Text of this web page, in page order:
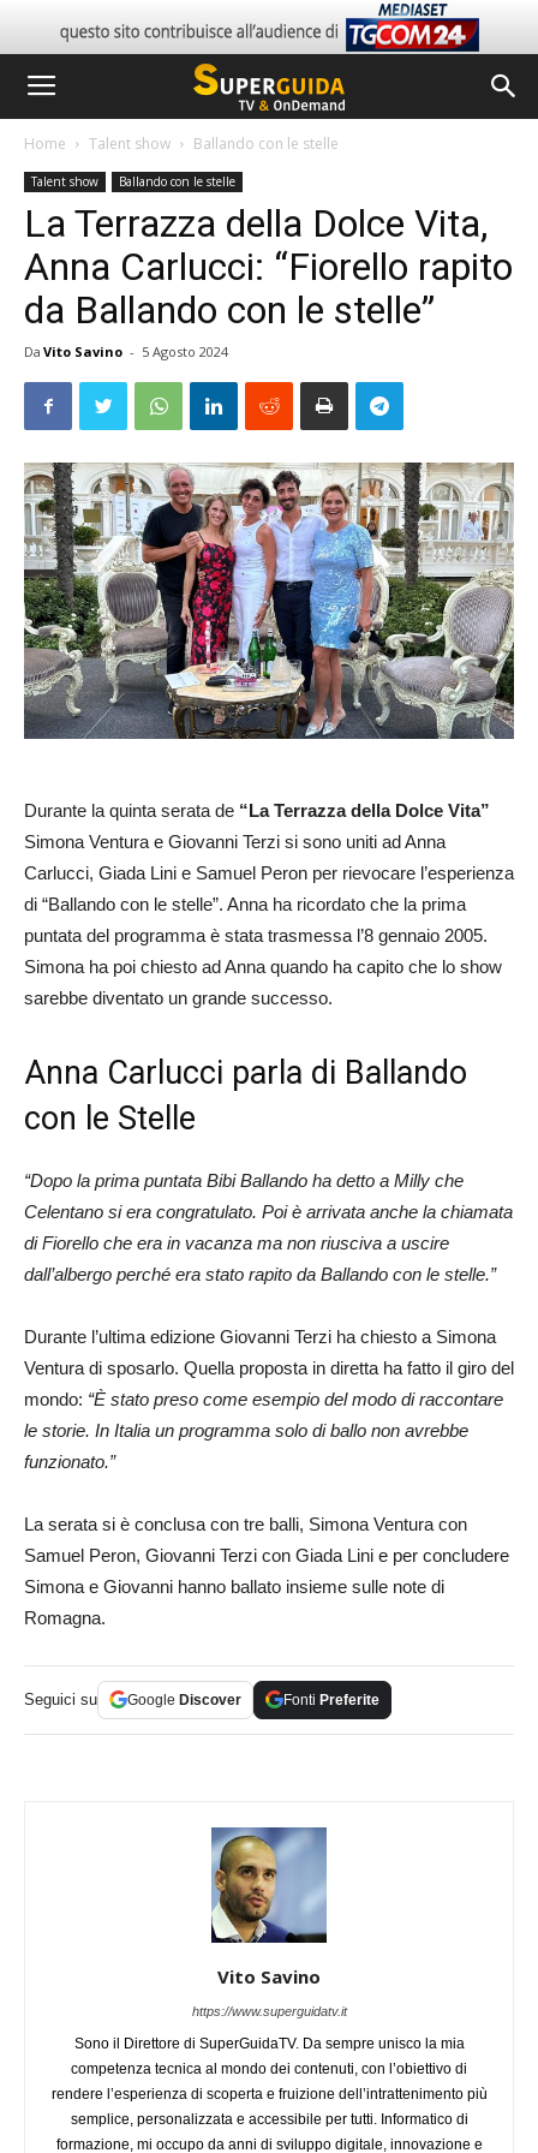
Home Talent show Ballando con le stelle
Talent show Ballando con le stelle
La Terrazza della Dolce Vita,
Anna Carlucci: “Fiorello rapito
da Ballando con le stelle”
Da Vito Savino - 5 Agosto 2024
Durante la quinta serata de “La Terrazza della Dolce Vita”
Simona Ventura e Giovanni Terzi si sono uniti ad Anna
Carlucci, Giada Lini e Samuel Peron per rievocare l’esperienza
di “Ballando con le stelle”. Anna ha ricordato che la prima
puntata del programma è stata trasmessa l’8 gennaio 2005.
Simona ha poi chiesto ad Anna quando ha capito che lo show
sarebbe diventato un grande successo.
Anna Carlucci parla di Ballando
con le Stelle
“Dopo la prima puntata Bibi Ballando ha detto a Milly che
Celentano si era congratulato. Poi è arrivata anche la chiamata
di Fiorello che era in vacanza ma non riusciva a uscire
dall’albergo perché era stato rapito da Ballando con le stelle.”
Durante l’ultima edizione Giovanni Terzi ha chiesto a Simona
Ventura di sposarlo. Quella proposta in diretta ha fatto il giro del
mondo: “È stato preso come esempio del modo di raccontare
le storie. In Italia un programma solo di ballo non avrebbe
funzionato.”
La serata si è conclusa con tre balli, Simona Ventura con
Samuel Peron, Giovanni Terzi con Giada Lini e per concludere
Simona e Giovanni hanno ballato insieme sulle note di
Romagna.
Seguici su Google Discover Fonti Preferite
Vito Savino
https://www.superguidatv.it
Sono il Direttore di SuperGuidaTV. Da sempre unisco la mia
competenza tecnica al mondo dei contenuti, con l’obiettivo di
rendere l’esperienza di scoperta e fruizione dell’intrattenimento più
semplice, personalizzata e accessibile per tutti. Informatico di
formazione, mi occupo da anni di sviluppo digitale, innovazione e